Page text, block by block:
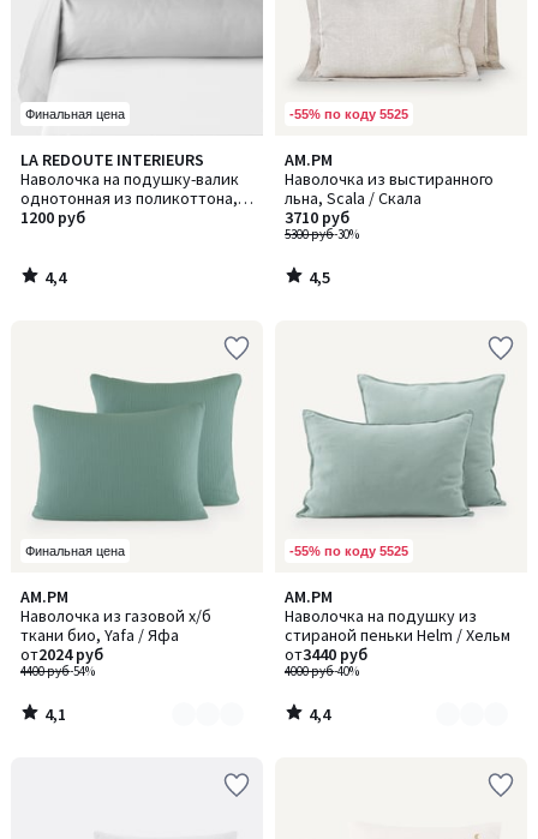
Финальная цена
LA REDOUTE INTERIEURS
Наволочка на подушку-валик
однотонная из поликоттона,
Scenario / Сценарио
1200 руб
4,4
/ 5
4,4
/
-55% по коду 5525
AM.PM
Наволочка из выстиранного
льна, Scala / Скала
5300 руб-30%
3710 руб
4,5
/ 5
4,5
/
Финальная цена
AM.PM
Наволочка из газовой х/б
ткани био, Yafa / Яфа
4400 руб-54%
от2024 руб
4,1
/ 5
Количество
цветов:
4
4,1
/
-55% по коду 5525
AM.PM
Наволочка на подушку из
стираной пеньки Helm / Хельм
4000 руб-40%
от3440 руб
4,4
/ 5
Количество
цветов:
4
4,4
/